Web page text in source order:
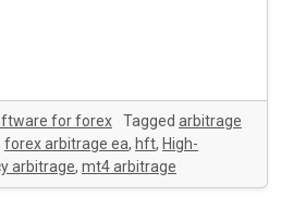
for forex Tagged arbitrage
forex arbitrage ea, hft, High-
arbitrage, mt4 arbitrage